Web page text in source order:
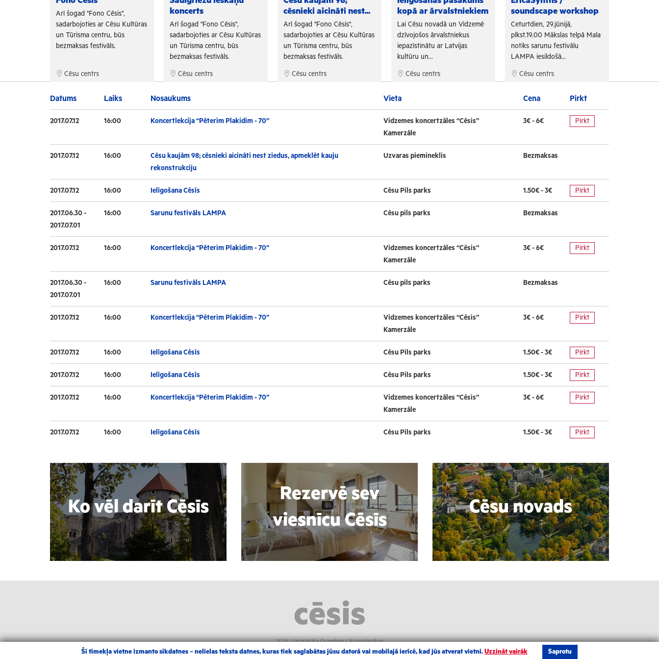
Arī šogad "Fono Cēsis",
sadarbojoties ar Cēsu Kultūras
un Tūrisma centru, būs
bezmaksas festivāls.
Cēsu centrs
koncerts
Arī šogad "Fono Cēsis",
sadarbojoties ar Cēsu Kultūras
un Tūrisma centru, būs
bezmaksas festivāls.
Cēsu centrs
cēsnieki aicināti nest...
Arī šogad "Fono Cēsis",
sadarbojoties ar Cēsu Kultūras
un Tūrisma centru, būs
bezmaksas festivāls.
Cēsu centrs
kopā ar ārvalstniekiem
Lai Cēsu novadā un Vidzemē
dzīvojošos ārvalstniekus
iepazīstinātu ar Latvijas
kultūru un...
Cēsu centrs
soundscape workshop
Ceturtdien, 29.jūnijā,
plkst.19.00 Mākslas telpā Mala
notiks sarunu festivālu
LAMPA iesildošā...
Cēsu centrs
Datums Laiks Nosaukums Vieta Cena Pirkt
2017.07.12 16:00 Koncertlekcija “Pēterim Plakidim - 70”
Vidzemes koncertzāles “Cēsis”
Kamerzāle
3€ - 6€ Pirkt
2017.07.12 16:00
Cēsu kaujām 98; cēsnieki aicināti nest ziedus, apmeklēt kauju
rekonstrukciju
Uzvaras piemineklis Bezmaksas
2017.07.12 16:00 Ielīgošana Cēsīs Cēsu Pils parks 1.50€ - 3€ Pirkt
2017.06.30 -
2017.07.01
16:00 Sarunu festivāls LAMPA Cēsu pils parks Bezmaksas
2017.07.12 16:00 Koncertlekcija “Pēterim Plakidim - 70”
Vidzemes koncertzāles “Cēsis”
Kamerzāle
3€ - 6€ Pirkt
2017.06.30 -
2017.07.01
16:00 Sarunu festivāls LAMPA Cēsu pils parks Bezmaksas
2017.07.12 16:00 Koncertlekcija “Pēterim Plakidim - 70”
Vidzemes koncertzāles “Cēsis”
Kamerzāle
3€ - 6€ Pirkt
2017.07.12 16:00 Ielīgošana Cēsīs Cēsu Pils parks 1.50€ - 3€ Pirkt
2017.07.12 16:00 Ielīgošana Cēsīs Cēsu Pils parks 1.50€ - 3€ Pirkt
2017.07.12 16:00 Koncertlekcija “Pēterim Plakidim - 70”
Vidzemes koncertzāles “Cēsis”
Kamerzāle
3€ - 6€ Pirkt
2017.07.12 16:00 Ielīgošana Cēsīs Cēsu Pils parks 1.50€ - 3€ Pirkt
Ko vēl darīt Cēsīs
Rezervē sev
viesnīcu Cēsīs
Cēsu novads
2026 |Izstrādāja Grandem|Autortiesības
Šī tīmekļa vietne izmanto sīkdatnes – nelielas teksta datnes, kuras tiek saglabātas jūsu datorā vai mobilajā ierīcē, kad jūs atverat vietni. Uzzināt vairāk Saprotu